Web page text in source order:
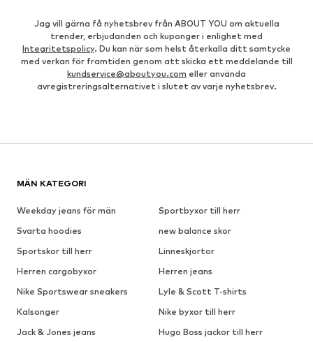
Jag vill gärna få nyhetsbrev från ABOUT YOU om aktuella
trender, erbjudanden och kuponger i enlighet med
Integritetspolicy. Du kan när som helst återkalla ditt samtycke
med verkan för framtiden genom att skicka ett meddelande till
kundservice@aboutyou.com eller använda
avregistreringsalternativet i slutet av varje nyhetsbrev.
MÄN KATEGORI
Weekday jeans för män
Sportbyxor till herr
Svarta hoodies
new balance skor
Sportskor till herr
Linneskjortor
Herren cargobyxor
Herren jeans
Nike Sportswear sneakers
Lyle & Scott T-shirts
Kalsonger
Nike byxor till herr
Jack & Jones jeans
Hugo Boss jackor till herr